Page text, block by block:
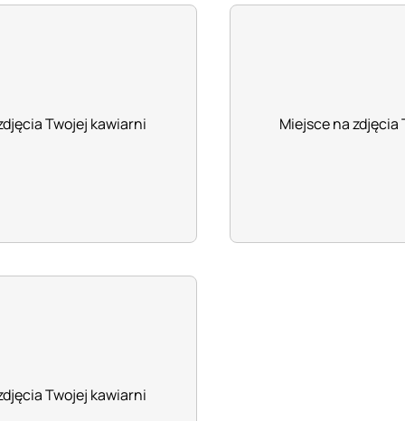
Twojej kawiarni Miejsce na zdjęcia
Twojej kawiarni